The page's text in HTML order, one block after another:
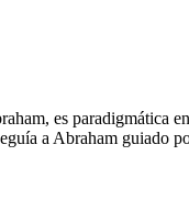
es paradigmática
a Abraham guiado